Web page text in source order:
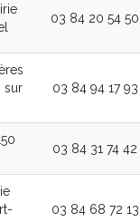
03 84 20 54 50
sur
03 84 94 17 93
03 84 31 74 42
03 84 68 72 13